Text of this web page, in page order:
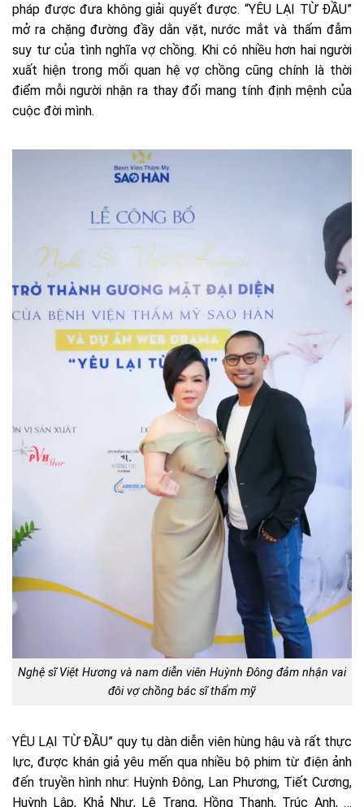
pháp được đưa không giải quyết được. “YÊU LẠI TỪ ĐẦU”
mở ra chặng đường đầy dằn vặt, nước mắt và thấm đẫm
suy tư của tình nghĩa vợ chồng. Khi có nhiều hơn hai người
xuất hiện trong mối quan hệ vợ chồng cũng chính là thời
điểm mỗi người nhận ra thay đổi mang tính định mệnh của
cuộc đời mình.
Nghệ sĩ Việt Hương và nam diễn viên Huỳnh Đông đảm nhận vai
đôi vợ chồng bác sĩ thẩm mỹ
YÊU LẠI TỪ ĐẦU” quy tụ dàn diễn viên hùng hậu và rất thực
lực, được khán giả yêu mến qua nhiều bộ phim từ điện ảnh
đến truyền hình như: Huỳnh Đông, Lan Phương, Tiết Cương,
Huỳnh Lập, Khả Như, Lê Trang, Hồng Thanh, Trúc Anh, …